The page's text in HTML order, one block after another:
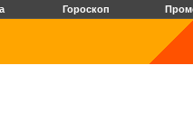
Гороскоп